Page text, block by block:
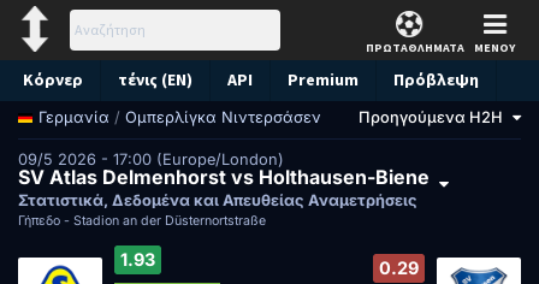
ΠΡΩΤΑΘΛΗΜΑΤΑ ΜΕΝΟΥ
Κόρνερ τένις (EN) API Premium Πρόβλεψη
Γερμανία / Ομπερλίγκα Νιντερσάσεν Προηγούμενα H2H
09/5 2026 - 17:00 (Europe/London)
SV Atlas Delmenhorst vs Holthausen-Biene
Στατιστικά, Δεδομένα και Απευθείας Αναμετρήσεις
Γήπεδο - Stadion an der Düsternortstraße
1.93
0.29